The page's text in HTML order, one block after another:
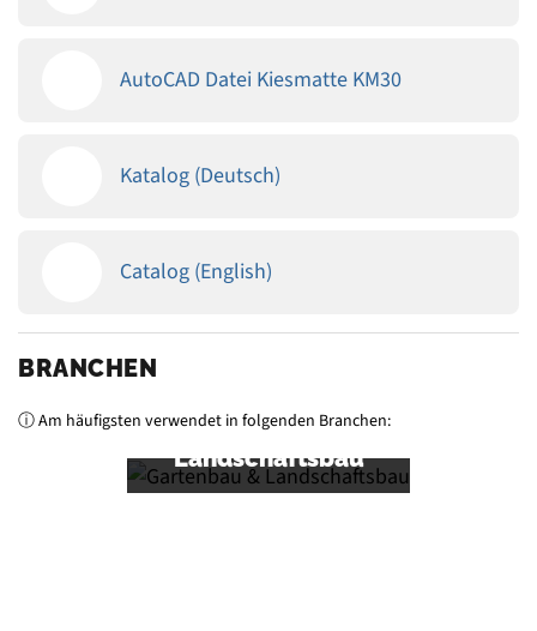
AutoCAD Datei Kiesmatte KM30
Katalog (Deutsch)
Catalog (English)
BRANCHEN
ⓘ Am häufigsten verwendet in folgenden Branchen:
Gartenbau &
Landschaftsbau